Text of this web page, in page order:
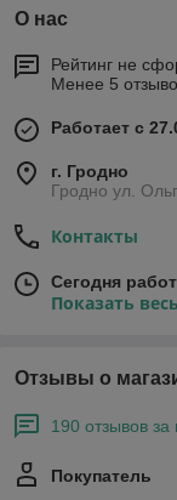
О нас
Рейтинг не
Менее 5
Работает с
г. Гродно
Гродно ул.
Контакты
Сегодня
Показать
Отзывы о
190 отзывов за
Покупатель